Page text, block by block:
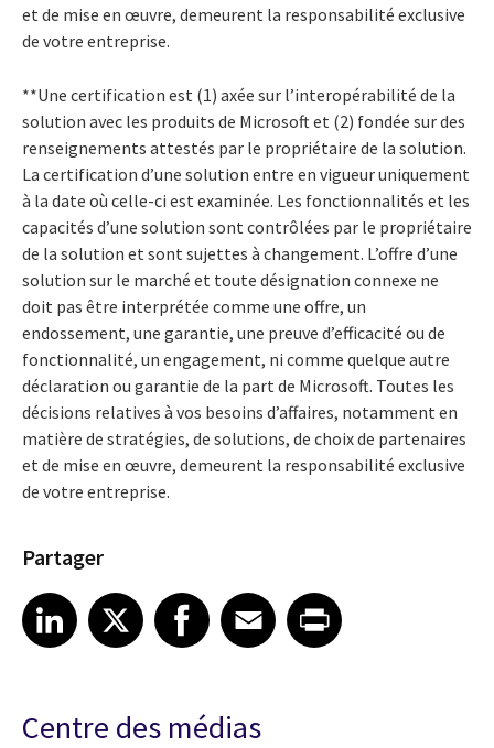
et de mise en œuvre, demeurent la responsabilité exclusive
de votre entreprise.
**Une certification est (1) axée sur l’interopérabilité de la
solution avec les produits de Microsoft et (2) fondée sur des
renseignements attestés par le propriétaire de la solution.
La certification d’une solution entre en vigueur uniquement
à la date où celle-ci est examinée. Les fonctionnalités et les
capacités d’une solution sont contrôlées par le propriétaire
de la solution et sont sujettes à changement. L’offre d’une
solution sur le marché et toute désignation connexe ne
doit pas être interprétée comme une offre, un
endossement, une garantie, une preuve d’efficacité ou de
fonctionnalité, un engagement, ni comme quelque autre
déclaration ou garantie de la part de Microsoft. Toutes les
décisions relatives à vos besoins d’affaires, notamment en
matière de stratégies, de solutions, de choix de partenaires
et de mise en œuvre, demeurent la responsabilité exclusive
de votre entreprise.
Partager
Share article on LinkedIn
LinkedIn
Share article on XShare article on Facebook
Facebook
Share article on Email
EmailShare article on Print
Centre des médias